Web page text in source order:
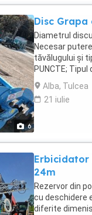
6
Disc
Diametrul
Necesar
tăvălugului și
PUNCTE;
CRENELAT
1400kg,
120Cp 2
Alba, Tulcea
21 iulie
Erbicidator
24m
Rezervor din
cu deschidere
diferite